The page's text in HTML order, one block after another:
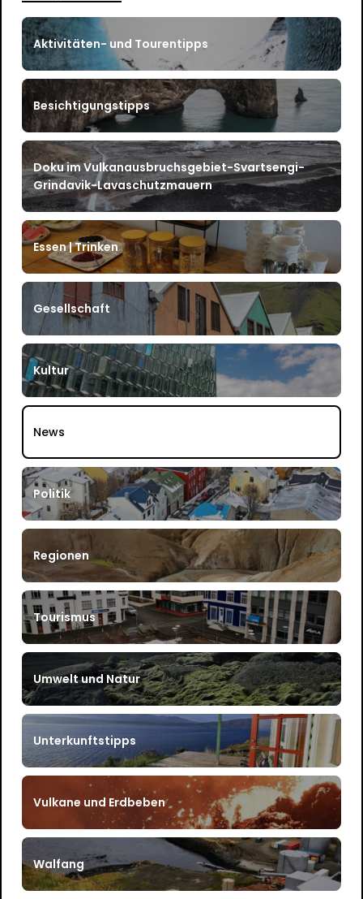
Aktivitäten- und Tourentipps
Besichtigungstipps
Doku im Vulkanausbruchsgebiet-Svartsengi-
Grindavik-Lavaschutzmauern
Essen | Trinken
Gesellschaft
Kultur
News
Politik
Regionen
Tourismus
Umwelt und Natur
Unterkunftstipps
Vulkane und Erdbeben
Walfang